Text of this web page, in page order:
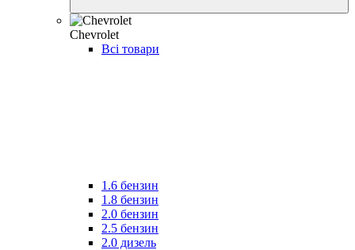
Chevrolet
Всі товари
1.6 бензин
1.8 бензин
2.0 бензин
2.5 бензин
2.0 дизель